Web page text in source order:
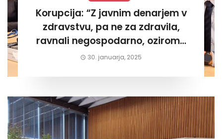
Korupcija: “Z javnim denarjem v
zdravstvu, pa ne za zdravila,
ravnali negospodarno, oziroma
za lastni žep. Tokrat na Žalskem«
30. januarja, 2025